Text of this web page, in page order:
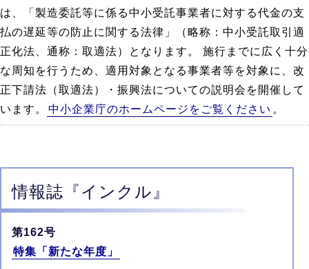
は、「製造委託等に係る中小受託事業者に対する代金の支
払の遅延等の防止に関する法律」（略称：中小受託取引適
正化法、通称：取適法）となります。 施行までに広く十分
な周知を行うため、適用対象となる事業者等を対象に、改
正下請法（取適法）・振興法についての説明会を開催して
います。
中小企業庁のホームページをご覧ください 。
情報誌 『インクル』
第162号
特集「新たな年度」